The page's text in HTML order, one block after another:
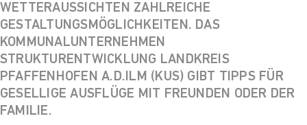
WETTERAUSSICHTEN ZAHLREICHE
GESTALTUNGSMÖGLICHKEITEN. DAS
KOMMUNALUNTERNEHMEN
STRUKTURENTWICKLUNG LANDKREIS
PFAFFENHOFEN A.D.ILM (KUS) GIBT TIPPS FÜR
GESELLIGE AUSFLÜGE MIT FREUNDEN ODER DER
FAMILIE.